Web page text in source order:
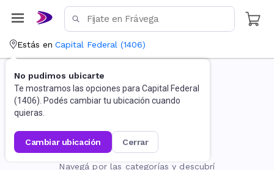
Estás en Capital Federal (1406)
No pudimos ubicarte
Te mostramos las opciones para Capital Federal
(1406). Podés cambiar tu ubicación cuando
quieras.
cambiar ubicación cerrar
La página no existe
Navegá por las categorías y descubrí